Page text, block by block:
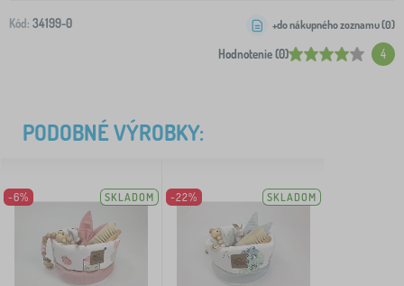
Kód: 34199-0
Hodnotenie (0) 4
+do nákupného zoznamu (0)
PODOBNÉ VÝROBKY:
-6% SKLADOM -22% SKLADOM